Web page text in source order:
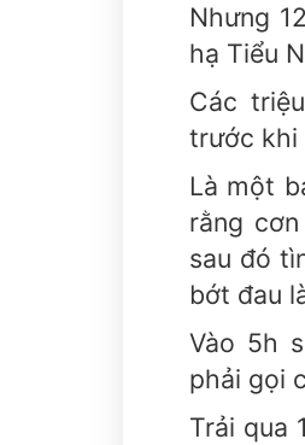
Nhưng
hạ Tiểu
Các
trước khi
Là một
rằng
sau đó
bớt đau
Vào 5h
phải gọi
Trải qua